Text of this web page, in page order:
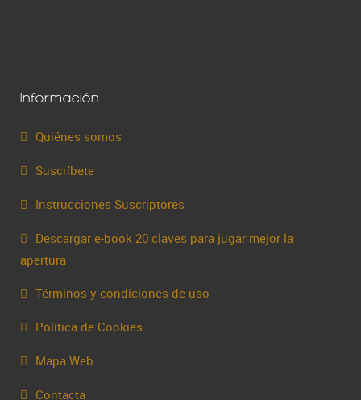
Información
Quiénes somos
Suscríbete
Instrucciones Suscriptores
Descargar e-book 20 claves para jugar mejor la
apertura
Términos y condiciones de uso
Política de Cookies
Mapa Web
Contacta